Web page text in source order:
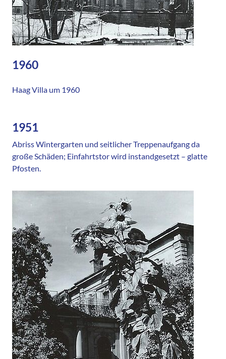
1960
Haag Villa um 1960
1951
Abriss Wintergarten und seitlicher Treppenaufgang da
große Schäden; Einfahrtstor wird instandgesetzt – glatte
Pfosten.